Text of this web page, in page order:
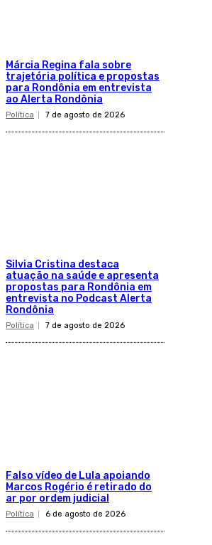
Márcia Regina fala sobre
trajetória política e propostas
para Rondônia em entrevista
ao Alerta Rondônia
Política 7 de agosto de 2026
Silvia Cristina destaca
atuação na saúde e apresenta
propostas para Rondônia em
entrevista no Podcast Alerta
Rondônia
Política 7 de agosto de 2026
Falso vídeo de Lula apoiando
Marcos Rogério é retirado do
ar por ordem judicial
Política 6 de agosto de 2026